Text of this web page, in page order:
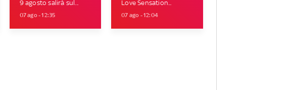
9 agosto salirà sul...
07 ago - 12:35
Love Sensation...
07 ago - 12:04